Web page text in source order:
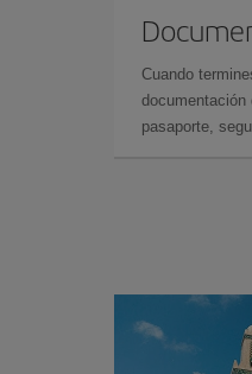
Cuando
documentación
pasaporte,